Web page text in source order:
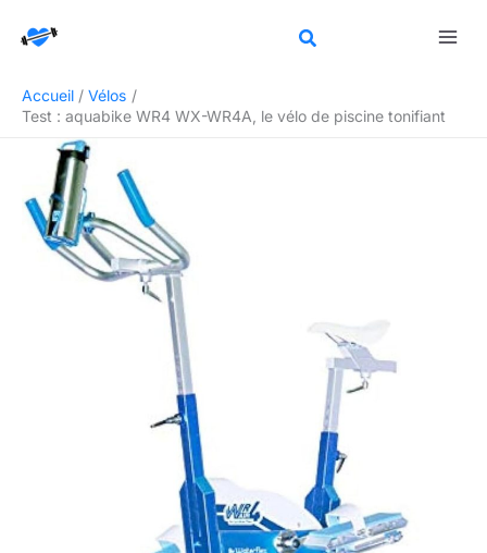
Accueil
Vélos
Test : aquabike WR4 WX-WR4A, le vélo de piscine tonifiant